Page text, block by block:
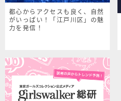
都心からアクセスも良く、自然
がいっぱい！「江戸川区」の魅
力を発信！